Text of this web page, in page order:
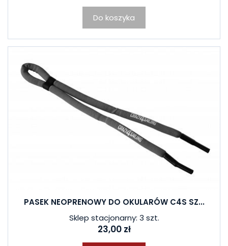
Do koszyka
PASEK NEOPRENOWY DO OKULARÓW C4S SZ...
Sklep stacjonarny: 3 szt.
23,00 zł